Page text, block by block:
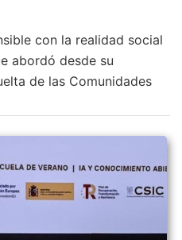
con la realidad social
abordó desde su
de las Comunidades